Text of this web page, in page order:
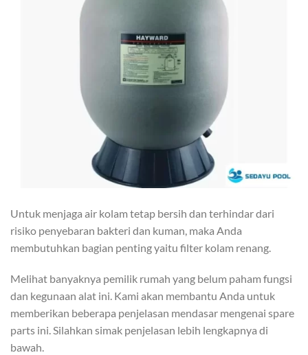
Untuk menjaga air kolam tetap bersih dan terhindar dari
risiko penyebaran bakteri dan kuman, maka Anda
membutuhkan bagian penting yaitu filter kolam renang.
Melihat banyaknya pemilik rumah yang belum paham fungsi
dan kegunaan alat ini. Kami akan membantu Anda untuk
memberikan beberapa penjelasan mendasar mengenai spare
parts ini. Silahkan simak penjelasan lebih lengkapnya di
bawah.